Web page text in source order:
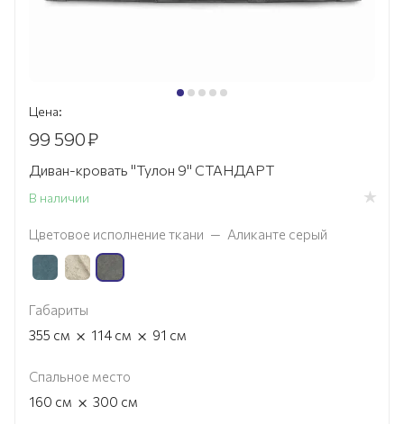
Цена:
99 590₽
Диван-кровать "Тулон 9" СТАНДАРТ
В наличии
Цветовое исполнение ткани — Аликанте серый
Габариты
355 см × 114 см × 91 см
Спальное место
160 см × 300 см